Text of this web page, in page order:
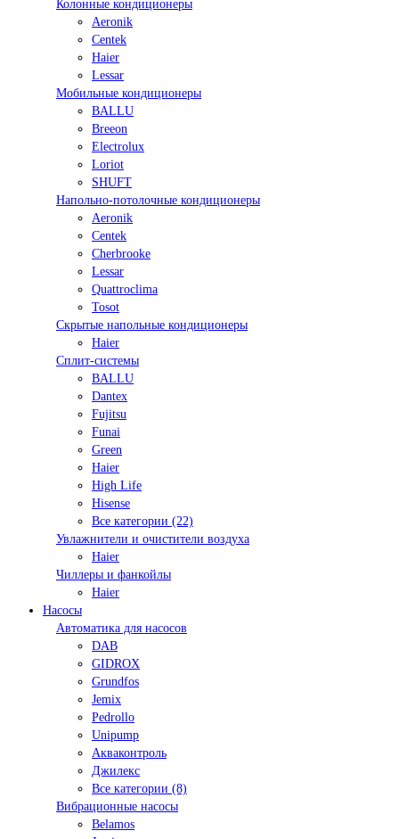
Колонные кондиционеры
Aeronik
Centek
Haier
Lessar
Мобильные кондиционеры
BALLU
Breeon
Electrolux
Loriot
SHUFT
Напольно-потолочные кондиционеры
Aeronik
Centek
Cherbrooke
Lessar
Quattroclima
Tosot
Скрытые напольные кондиционеры
Haier
Сплит-системы
BALLU
Dantex
Fujitsu
Funai
Green
Haier
High Life
Hisense
Все категории (22)
Увлажнители и очистители воздуха
Haier
Чиллеры и фанкойлы
Haier
Насосы
Автоматика для насосов
DAB
GIDROX
Grundfos
Jemix
Pedrollo
Unipump
Акваконтроль
Джилекс
Все категории (8)
Вибрационные насосы
Belamos